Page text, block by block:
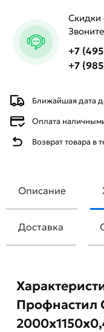
Ближайшая дата
Оплата
Возврат товара в
Скидки
+7
+7
Описание
Доставка
Профнастил